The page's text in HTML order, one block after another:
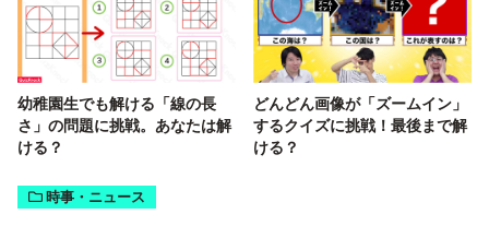
幼稚園生でも解ける「線の長
さ」の問題に挑戦。あなたは解
ける？
どんどん画像が「ズームイン」
するクイズに挑戦！最後まで解
ける？
時事・ニュース